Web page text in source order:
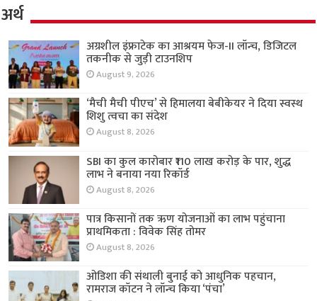
अर्थ
अग्रशील इंफ्राटेक का आश्रयम फेज-II लॉन्च, डिजिटल
तकनीक से जुड़ी टाउनशिप
August 9, 2026
‘मैची मैची पीएच’ से हिमालया बेबीकेयर ने दिया स्वस्थ
शिशु त्वचा का संदेश
August 8, 2026
SBI का कुल कारोबार ₹110 लाख करोड़ के पार, शुद्ध
लाभ ने बनाया नया रिकॉर्ड
August 8, 2026
पात्र किसानों तक ऋण योजनाओं का लाभ पहुंचाना
प्राथमिकता : विवेक सिंह तोमर
August 8, 2026
ओडिशा की संथाली बुनाई को आधुनिक पहचान,
रामराज कॉटन ने लॉन्च किया ‘पंचा’